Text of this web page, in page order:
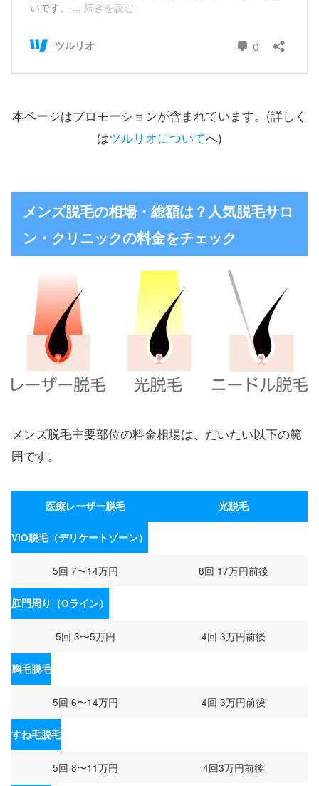
本ページはプロモーションが含まれています。(詳しく
はツルリオについてへ)
メンズ脱毛の相場・総額は？人気脱毛サロ
ン・クリニックの料金をチェック
メンズ脱毛主要部位の料金相場は、だいたい以下の範
囲です。
医療レーザー脱毛 光脱毛
VIO脱毛（デリケートゾーン）
5回 7〜14万円 8回 17万円前後
肛門周り（Oライン）
5回 3〜5万円 4回 3万円前後
胸毛脱毛
5回 6〜14万円 4回 3万円前後
すね毛脱毛
5回 8〜11万円 4回3万円前後